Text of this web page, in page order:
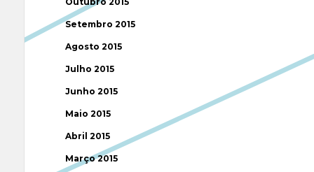
Setembro 2015
Agosto 2015
Julho 2015
Junho 2015
Maio 2015
Abril 2015
Março 2015